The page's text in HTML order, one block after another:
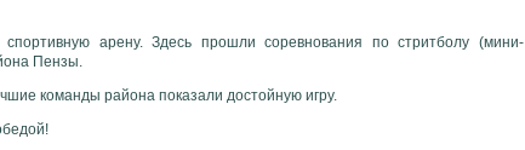
арену. Здесь прошли соревнования по стритболу (мини-
Пензы.
команды района показали достойную игру.